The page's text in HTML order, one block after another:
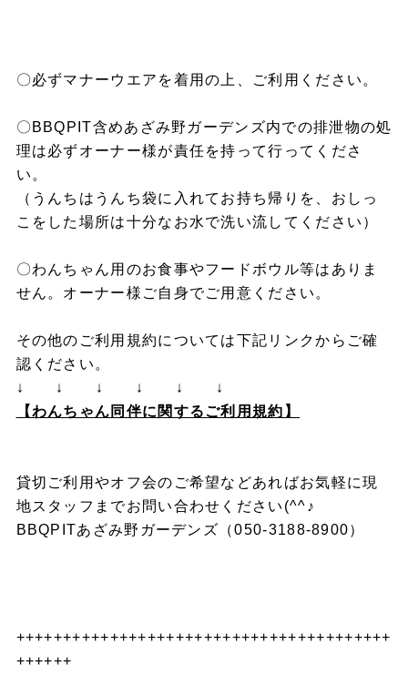
〇必ずマナーウエアを着用の上、ご利用ください。
〇BBQPIT含めあざみ野ガーデンズ内での排泄物の処
理は必ずオーナー様が責任を持って行ってくださ
い。
（うんちはうんち袋に入れてお持ち帰りを、おしっ
こをした場所は十分なお水で洗い流してください）
〇わんちゃん用のお食事やフードボウル等はありま
せん。オーナー様ご自身でご用意ください。
その他のご利用規約については下記リンクからご確
認ください。
↓ ↓ ↓ ↓ ↓ ↓
【わんちゃん同伴に関するご利用規約】
貸切ご利用やオフ会のご希望などあればお気軽に現
地スタッフまでお問い合わせください(^^♪
BBQPITあざみ野ガーデンズ（050-3188-8900）
++++++++++++++++++++++++++++++++++++++++
++++++